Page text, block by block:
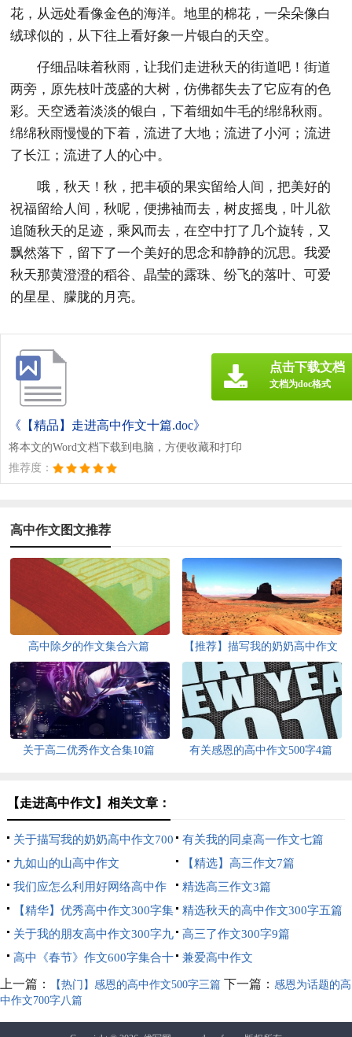
花，从远处看像金色的海洋。地里的棉花，一朵朵像白
绒球似的，从下往上看好象一片银白的天空。
仔细品味着秋雨，让我们走进秋天的街道吧！街道
两旁，原先枝叶茂盛的大树，仿佛都失去了它应有的色
彩。天空透着淡淡的银白，下着细如牛毛的绵绵秋雨。
绵绵秋雨慢慢的下着，流进了大地；流进了小河；流进
了长江；流进了人的心中。
哦，秋天！秋，把丰硕的果实留给人间，把美好的
祝福留给人间，秋呢，便拂袖而去，树皮摇曳，叶儿欲
追随秋天的足迹，乘风而去，在空中打了几个旋转，又
飘然落下，留下了一个美好的思念和静静的沉思。我爱
秋天那黄澄澄的稻谷、晶莹的露珠、纷飞的落叶、可爱
的星星、朦胧的月亮。
《【精品】走进高中作文十篇.doc》
将本文的Word文档下载到电脑，方便收藏和打印
推荐度：
点击下载文档
文档为doc格式
高中作文图文推荐
高中除夕的作文集合六篇
【推荐】描写我的奶奶高中作文
700字四篇
关于高二优秀作文合集10篇 有关感恩的高中作文500字4篇
【走进高中作文】相关文章：
关于描写我的奶奶高中作文700
字合集七篇
有关我的同桌高一作文七篇
九如山的山高中作文
【精选】高三作文7篇
我们应怎么利用好网络高中作
文
精选高三作文3篇
【精华】优秀高中作文300字集
合7篇
精选秋天的高中作文300字五篇
关于我的朋友高中作文300字九
篇
高三了作文300字9篇
高中《春节》作文600字集合十
篇
兼爱高中作文
上一篇： 【热门】感恩的高中作文500字三篇 下一篇： 感恩为话题的高
中作文700字八篇